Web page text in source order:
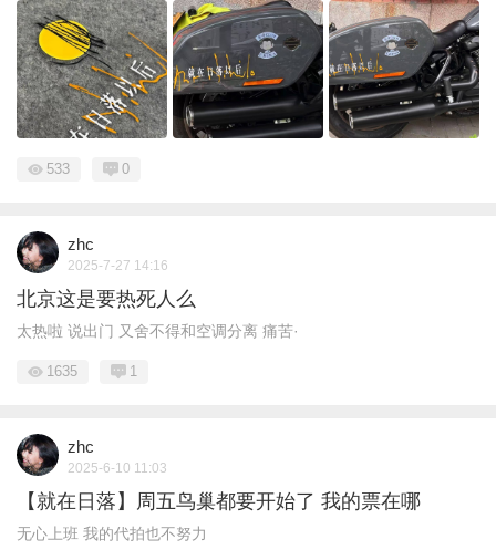
533 0
zhc
2025-7-27 14:16
北京这是要热死人么
太热啦 说出门 又舍不得和空调分离 痛苦·
1635 1
zhc
2025-6-10 11:03
【就在日落】周五鸟巢都要开始了 我的票在哪
无心上班 我的代拍也不努力